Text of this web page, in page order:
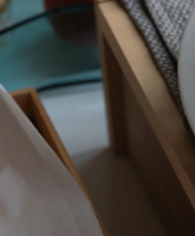
Teema
プレート 12cm